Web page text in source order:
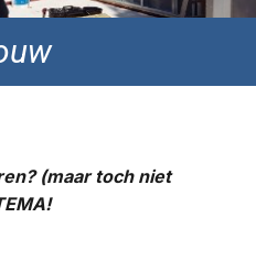
(maar toch niet